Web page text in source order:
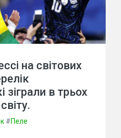
на світових
зіграли в трьох
#Пеле